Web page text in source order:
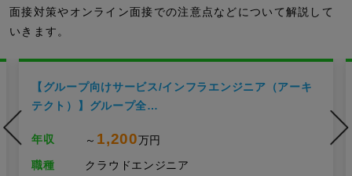
面接対策やオンライン面接での注意点などについて解説して
いきます。
【グループ向けサービス/インフラエンジニア（アーキ
テクト）】グループ全…
年収 ～ 1,200万円
職種
クラウドエンジニア